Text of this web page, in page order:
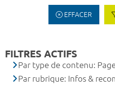
EFFACER
FILTRES ACTIFS
Par type de contenu:
Par rubrique: Infos &